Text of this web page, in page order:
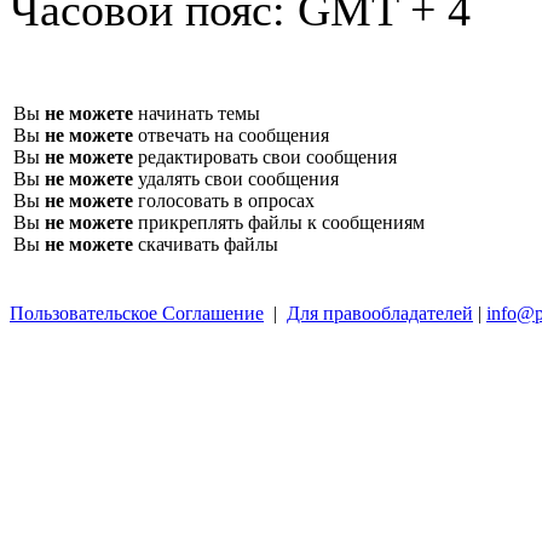
Вы не можете начинать темы
Вы не можете отвечать на сообщения
Вы не можете редактировать свои сообщения
Вы не можете удалять свои сообщения
Вы не можете голосовать в опросах
Вы не можете прикреплять файлы к сообщениям
Вы не можете скачивать файлы
Пользовательское Соглашение | Для правообладателей |